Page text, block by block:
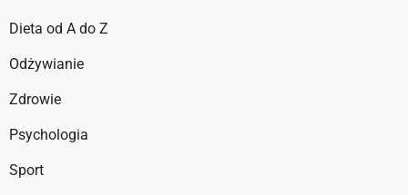
Dieta od A do Z
Odżywianie
Zdrowie
Psychologia
Sport